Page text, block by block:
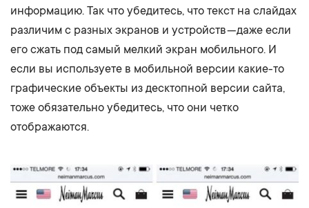
информацию. Так что убедитесь, что текст на слайдах
различим с разных экранов и устройств — даже если
его сжать под самый мелкий экран мобильного. И
если вы используете в мобильной версии какие-то
графические объекты из десктопной версии сайта,
тоже обязательно убедитесь, что они четко
отображаются.